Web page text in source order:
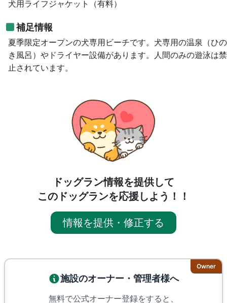
犬用ライフジャケット（有料）
補足情報
夏季限定オープンの犬専用ビーチです。犬専用の温泉（ひの
き風呂）やドライヤー設備があります。人間のみの遊泳は禁
止されています。
ドッグラン情報を提供して
このドッグランを応援しよう！！
情報を提供・修正する
Owner
施設のオーナー・管理者様へ
無料で公式オーナー登録をすると、